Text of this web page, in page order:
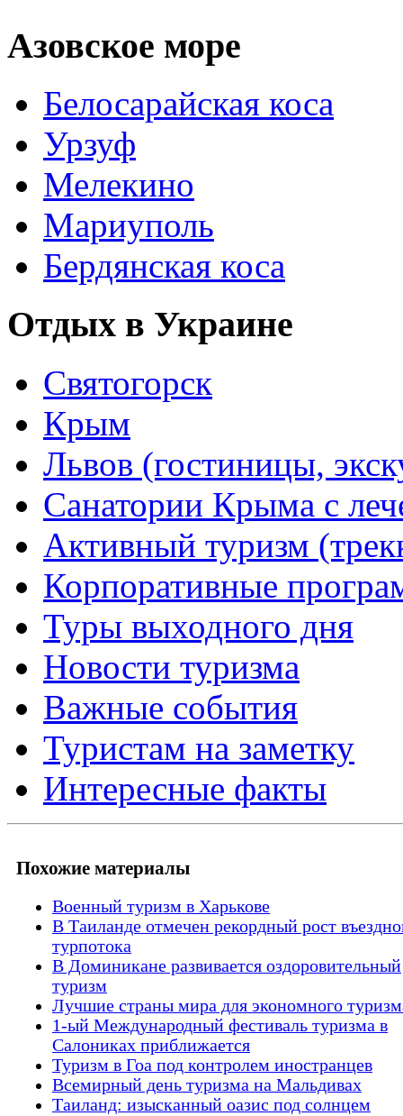
Азовское море
Белосарайская коса
Урзуф
Мелекино
Мариуполь
Бердянская коса
Отдых в Украине
Святогорск
Крым
Львов (гостиницы,
Санатории Крыма с
Активный туризм
Корпоративные
Туры выходного дня
Новости туризма
Важные события
Туристам на заметку
Интересные факты
Похожие материалы
Военный туризм в Харькове
В Таиланде отмечен рекордный рост
турпотока
В Доминикане развивается оздоровительный
туризм
Лучшие страны мира для экономного
1-ый Международный фестиваль туризма в
Салониках приближается
Туризм в Гоа под контролем иностранцев
Всемирный день туризма на Мальдивах
Таиланд: изысканный оазис под солнцем